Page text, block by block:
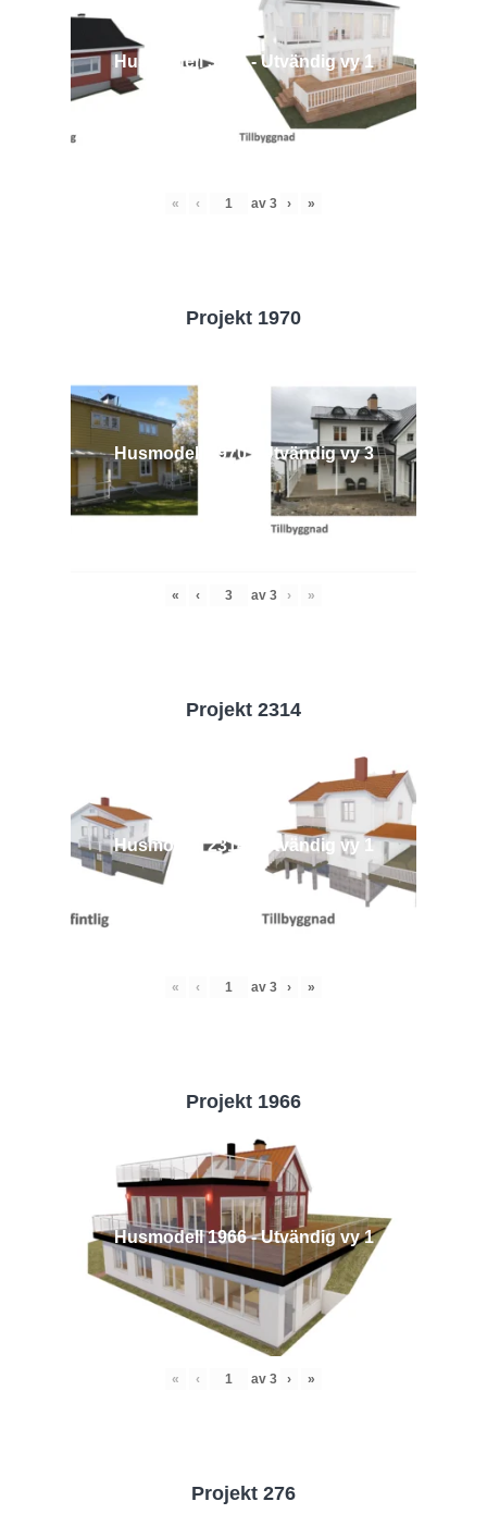
Husmodell 3104 - Utvändig vy 1
« ‹ av 3 › »
Projekt 1970
Husmodell 1970 - Utvändig vy 3
« ‹ av 3 › »
Projekt 2314
Husmodell 2314 - Utvändig vy 1
« ‹ av 3 › »
Projekt 1966
Husmodell 1966 - Utvändig vy 1
« ‹ av 3 › »
Projekt 276